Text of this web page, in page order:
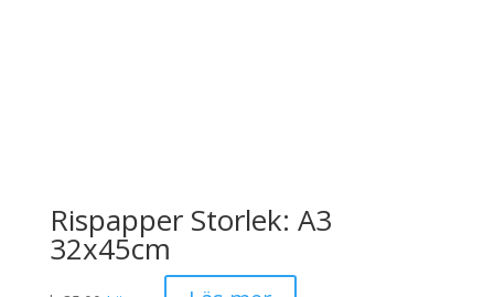
Rispapper Storlek: A3
32x45cm